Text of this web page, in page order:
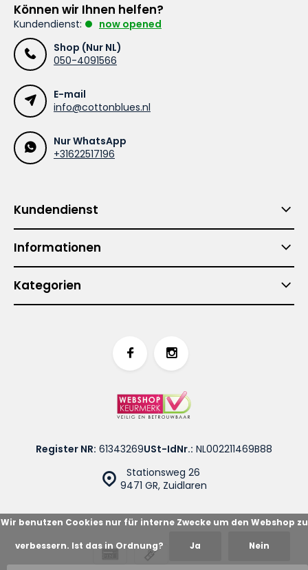
Können wir Ihnen helfen?
Kundendienst:
now opened
Shop (Nur NL)
050-4091566
E-mail
info@cottonblues.nl
Nur WhatsApp
+31622517196
Kundendienst
Informationen
Kategorien
Stationsweg 26
9471 GR, Zuidlaren
Register NR: 61343269USt-IdNr.: NL002211469B88
Wir benutzen Cookies nur für interne Zwecke um den Webshop zu
verbessern. Ist das in Ordnung? Ja Nein